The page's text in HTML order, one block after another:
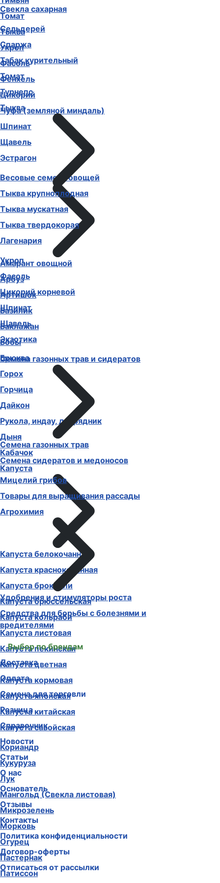
Томат
Тыква
Укроп
Фасоль
Фенхель
Цикорий
Чуфа (земляной миндаль)
Шпинат
Щавель
Эстрагон
Весовые семена овощей
Амарант овощной
Арбуз
Артишок
Базилик
Баклажан
Бобы
Брюква
Горох
Горчица
Дайкон
Рукола, индау, двурядник
Дыня
Кабачок
Капуста
Капуста белокочанная
Капуста краснокочанная
Капуста брокколи
Капуста брюссельская
Капуста кольраби
Капуста листовая
Капуста пекинская
Капуста цветная
Капуста кормовая
Капуста японская
Капуста китайская
Капуста савойская
Кориандр
Кукуруза
Лук
Мангольд (Свекла листовая)
Микрозелень
Морковь
Огурец
Пастернак
Патиссон
Свекла сахарная
Сельдерей
Спаржа
Табак курительный
Томат
Турнепс
Тыква
Тыква крупноплодная
Тыква мускатная
Тыква твердокорая
Лагенария
Укроп
Фасоль
Цикорий корневой
Шпинат
Щавель
Экзотика
Семена газонных трав и сидератов
Семена газонных трав
Семена сидератов и медоносов
Мицелий грибов
Товары для выращивания рассады
Агрохимия
Удобрения и стимуляторы роста
Средства для борьбы с болезнями и
вредителями
Выбор по брендам
Доставка
Оплата
Семена для торговли
Розница
Справочник
Новости
Статьи
О нас
Основатель
Отзывы
Контакты
Политика конфиденциальности
Договор-оферты
Отписаться от рассылки